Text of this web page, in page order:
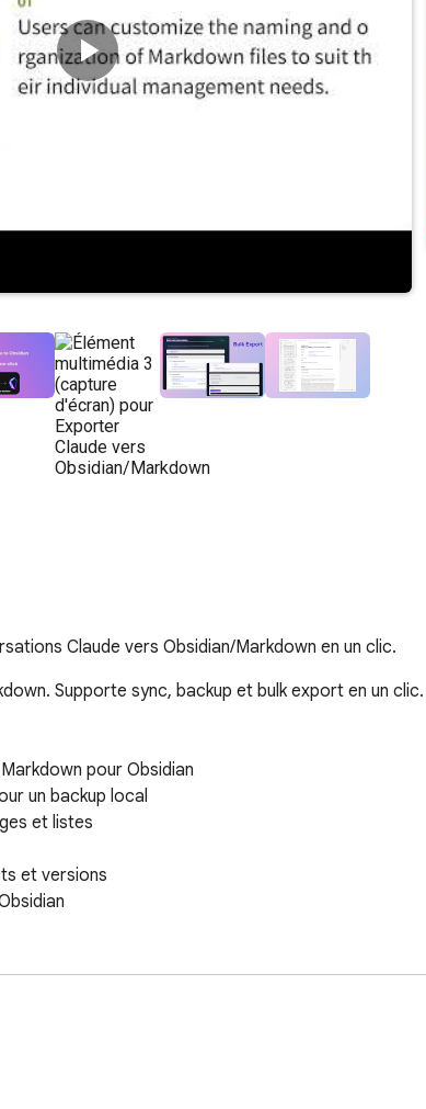
Claude vers Obsidian/Markdown en un clic.
Supporte sync, backup et bulk export en un clic.
pour Obsidian
un backup local
et listes
et versions